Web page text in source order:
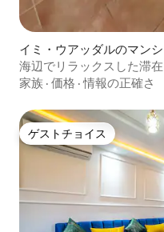
イミ・ウアッダルのマン
海辺でリラックスした滞在
家族 · 価格 ·情報の正確さ
ゲストチョイス
ゲストチョイス